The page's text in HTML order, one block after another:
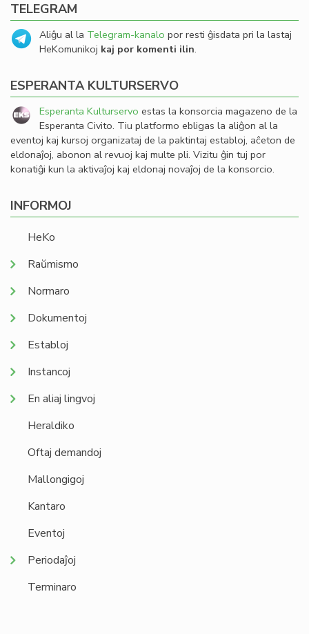
TELEGRAM
Aliĝu al la Telegram-kanalo por resti ĝisdata pri la lastaj
HeKomunikoj kaj por komenti ilin.
ESPERANTA KULTURSERVO
Esperanta Kulturservo estas la konsorcia magazeno de la
Esperanta Civito. Tiu platformo ebligas la aliĝon al la
eventoj kaj kursoj organizataj de la paktintaj establoj, aĉeton de
eldonaĵoj, abonon al revuoj kaj multe pli. Vizitu ĝin tuj por
konatiĝi kun la aktivaĵoj kaj eldonaj novaĵoj de la konsorcio.
INFORMOJ
HeKo
Raŭmismo
Normaro
Dokumentoj
Establoj
Instancoj
En aliaj lingvoj
Heraldiko
Oftaj demandoj
Mallongigoj
Kantaro
Eventoj
Periodaĵoj
Terminaro